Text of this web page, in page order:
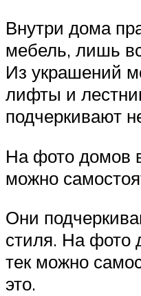
Внутри дома
мебель, лишь
Из украшений
лифты и
подчеркивают
На фото домов
можно
Они
стиля. На фото
тек можно
это.